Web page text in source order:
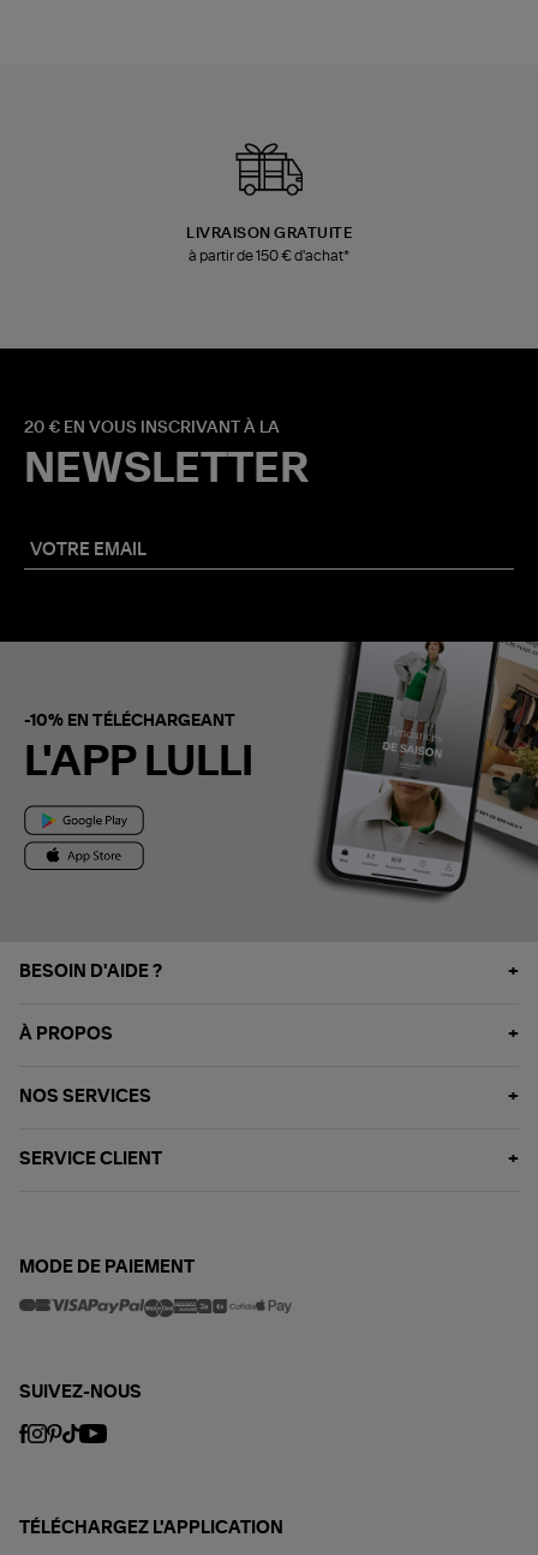
LIVRAISON GRATUITE
à partir de 150 € d'achat*
20 € EN VOUS INSCRIVANT À LA
NEWSLETTER
-10% EN TÉLÉCHARGEANT
L'APP LULLI
BESOIN D'AIDE ?
À PROPOS
NOS SERVICES
SERVICE CLIENT
MODE DE PAIEMENT
SUIVEZ-NOUS
TÉLÉCHARGEZ L'APPLICATION